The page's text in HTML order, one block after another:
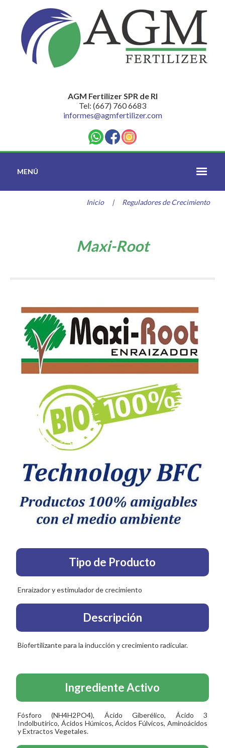
AGM Fertilizer SPR de RI
Tel: (667) 760 6683
informes@agmfertilizer.com
MENÚ
Inicio | Reguladores de Crecimiento
Maxi-Root
Tipo de Producto
Enraizador y estimulador de crecimiento
Descripción
Biofertilizante para la inducción y crecimiento radicular.
Ingrediente Activo
Fósforo (NH4H2PO4), Ácido Giberélico, Ácido 3
Indolbutírico, Ácidos Húmicos, Ácidos Fúlvicos, Aminoácidos
y Extractos Vegetales.